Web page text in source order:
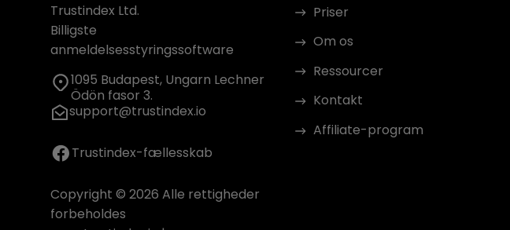
Trustindex Ltd.
Billigste
anmeldelsesstyringssoftware
1095 Budapest, Ungarn Lechner
Ödön fasor 3.
support@trustindex.io
Trustindex-fællesskab
Copyright © 2026 Alle rettigheder
forbeholdes
Priser
Om os
Ressourcer
Kontakt
Affiliate-program